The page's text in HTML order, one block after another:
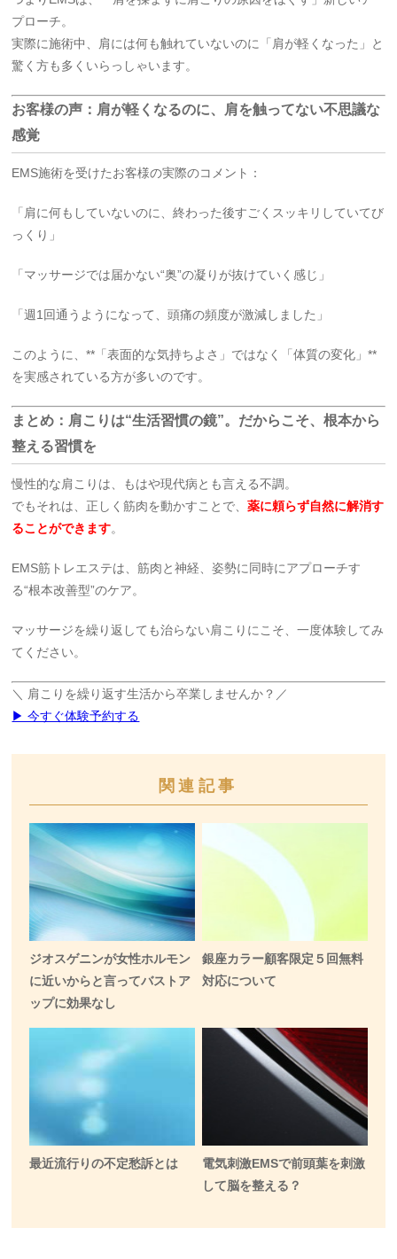
プローチ。
実際に施術中、肩には何も触れていないのに「肩が軽くなった」と
驚く方も多くいらっしゃいます。
お客様の声：肩が軽くなるのに、肩を触ってない不思議な
感覚
EMS施術を受けたお客様の実際のコメント：
「肩に何もしていないのに、終わった後すごくスッキリしていてび
っくり」
「マッサージでは届かない“奥”の凝りが抜けていく感じ」
「週1回通うようになって、頭痛の頻度が激減しました」
このように、**「表面的な気持ちよさ」ではなく「体質の変化」**
を実感されている方が多いのです。
まとめ：肩こりは“生活習慣の鏡”。だからこそ、根本から
整える習慣を
慢性的な肩こりは、もはや現代病とも言える不調。
でもそれは、正しく筋肉を動かすことで、薬に頼らず自然に解消す
ることができます。
EMS筋トレエステは、筋肉と神経、姿勢に同時にアプローチす
る“根本改善型”のケア。
マッサージを繰り返しても治らない肩こりにこそ、一度体験してみ
てください。
＼ 肩こりを繰り返す生活から卒業しませんか？／
▶ 今すぐ体験予約する
関連記事
ジオスゲニンが女性ホルモン
に近いからと言ってバストア
ップに効果なし
銀座カラー顧客限定５回無料
対応について
最近流行りの不定愁訴とは
電気刺激EMSで前頭葉を刺激
して脳を整える？